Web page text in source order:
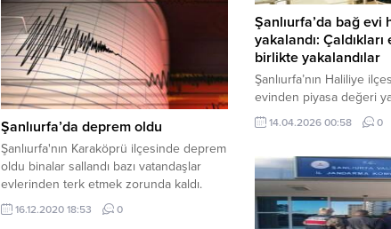
Şanlıurfa’da deprem oldu
Şanlıurfa'nın Karaköprü ilçesinde deprem
oldu binalar sallandı bazı vatandaşlar
evlerinden terk etmek zorunda kaldı.
16.12.2020 18:53 0
Şanlıurfa’da bağ evi
yakalandı:
birlikte yakalandılar
Şanlıurfa’nın Haliliye
evinden piyasa değeri
TL olan eşyaları çalan
jandarmanın başarılı
şüpheliden 2’si
gönderildi. Haber
Jandarma Komutanlığı,
Hırsızlık Olaylarının
14.04.2026 00:58 0